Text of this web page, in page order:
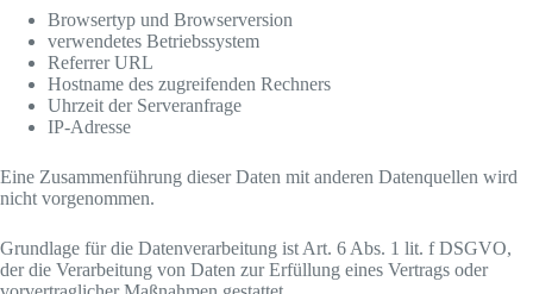
Browsertyp und Browserversion
verwendetes Betriebssystem
Referrer URL
Hostname des zugreifenden Rechners
Uhrzeit der Serveranfrage
IP-Adresse
Eine Zusammenführung dieser Daten mit anderen Datenquellen wird
nicht vorgenommen.
Grundlage für die Datenverarbeitung ist Art. 6 Abs. 1 lit. f DSGVO,
der die Verarbeitung von Daten zur Erfüllung eines Vertrags oder